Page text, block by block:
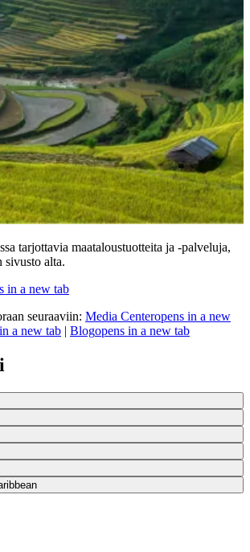
tarjottavia maataloustuotteita ja -palveluja,
sivusto alta.
in a new tab
seuraaviin: Media Centeropens in a new
a new tab | Blogopens in a new tab